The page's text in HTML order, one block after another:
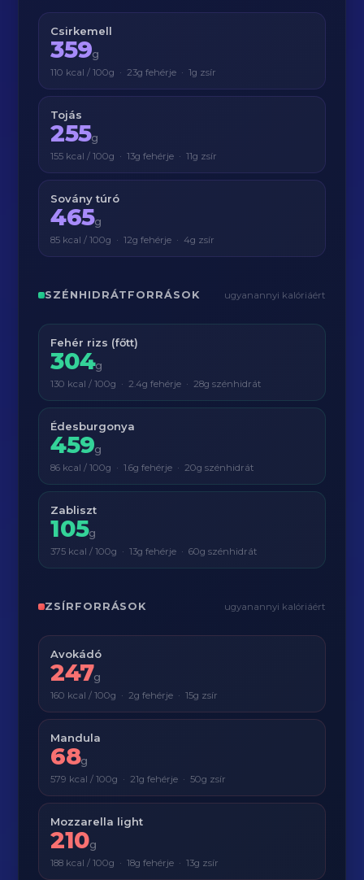
Csirkemell
359g
110 kcal / 100g · 23g fehérje · 1g zsír
Tojás
255g
155 kcal / 100g · 13g fehérje · 11g zsír
Sovány túró
465g
85 kcal / 100g · 12g fehérje · 4g zsír
SZÉNHIDRÁTFORRÁSOK ugyanannyi kalóriáért
Fehér rizs (főtt)
304g
130 kcal / 100g · 2.4g fehérje · 28g szénhidrát
Édesburgonya
459g
86 kcal / 100g · 1.6g fehérje · 20g szénhidrát
Zabliszt
105g
375 kcal / 100g · 13g fehérje · 60g szénhidrát
ZSÍRFORRÁSOK ugyanannyi kalóriáért
Avokádó
247g
160 kcal / 100g · 2g fehérje · 15g zsír
Mandula
68g
579 kcal / 100g · 21g fehérje · 50g zsír
Mozzarella light
210g
188 kcal / 100g · 18g fehérje · 13g zsír